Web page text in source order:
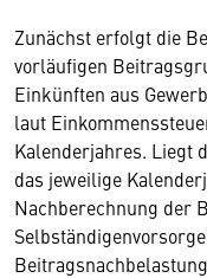
Zunächst erfolgt die
vorläufigen
Einkünften aus
laut
Kalenderjahres. Liegt
das jeweilige
Nachberechnung der